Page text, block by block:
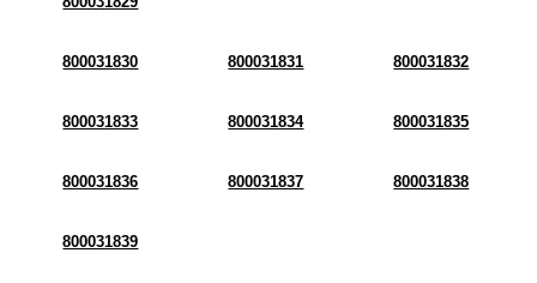
800031830 800031831 800031832
800031833 800031834 800031835
800031836 800031837 800031838
800031839